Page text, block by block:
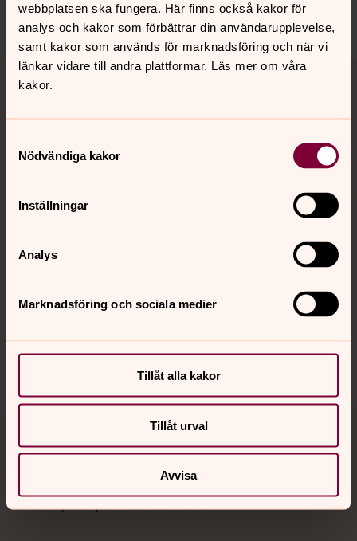
webbplatsen ska fungera. Här finns också kakor för
analys och kakor som förbättrar din användarupplevelse,
samt kakor som används för marknadsföring och när vi
länkar vidare till andra plattformar. Läs mer om våra
kakor.
Nödvändiga kakor
Inställningar
Analys
Marknadsföring och sociala medier
Tillåt alla kakor
Tillåt urval
Avvisa
Tillbaka till toppen
Tillbaka till innehållet
Kontakt
Kalender
Hitta snabbt
Jourhavande präst
Akut samtals- och krisstöd. Prata eller chatta anonymt
med en präst på kvällar och nätter.